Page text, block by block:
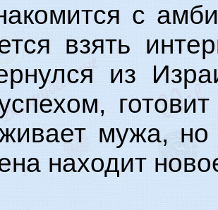
с
взять
из
мужа,
находит